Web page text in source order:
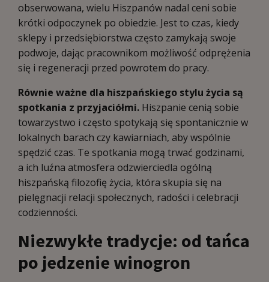
obserwowana, wielu Hiszpanów nadal ceni sobie
krótki odpoczynek po obiedzie. Jest to czas, kiedy
sklepy i przedsiębiorstwa często zamykają swoje
podwoje, dając pracownikom możliwość odprężenia
się i regeneracji przed powrotem do pracy.
Równie ważne dla hiszpańskiego stylu życia są
spotkania z przyjaciółmi. Hiszpanie cenią sobie
towarzystwo i często spotykają się spontanicznie w
lokalnych barach czy kawiarniach, aby wspólnie
spędzić czas. Te spotkania mogą trwać godzinami,
a ich luźna atmosfera odzwierciedla ogólną
hiszpańską filozofię życia, która skupia się na
pielęgnacji relacji społecznych, radości i celebracji
codzienności.
Niezwykłe tradycje: od tańca
po jedzenie winogron